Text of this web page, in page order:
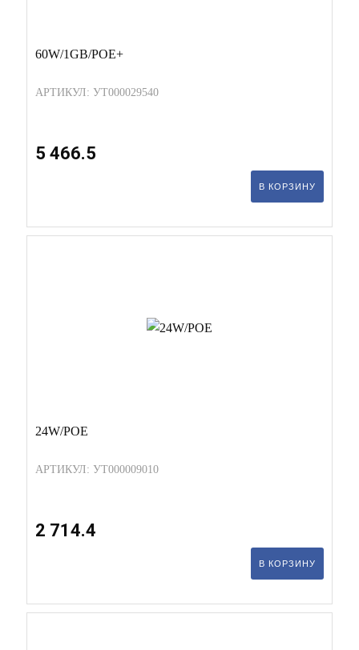
60W/1GB/POE+
АРТИКУЛ: УТ000029540
5 466.5
В КОРЗИНУ
24W/POE
АРТИКУЛ: УТ000009010
2 714.4
В КОРЗИНУ